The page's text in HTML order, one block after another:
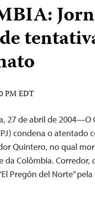
PM EDT
27 de abril de 2004—O
condena o atentado
Quintero, no qual
da Colômbia. Corredor,
Pregón del Norte”